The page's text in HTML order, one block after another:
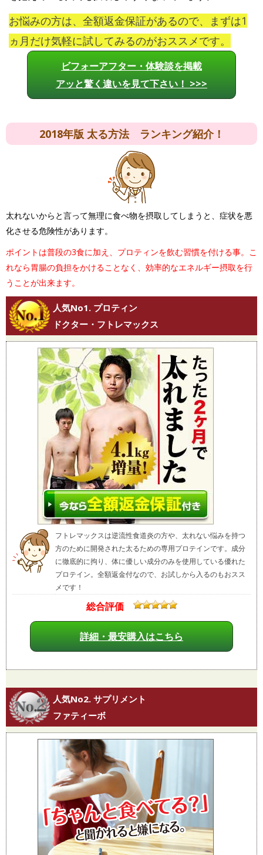
お悩みの方は、全額返金保証があるので、まずは1
ヵ月だけ気軽に試してみるのがおススメです。
ビフォーアフター・体験談を掲載
アッと驚く違いを見て下さい！ >>>
2018年版 太る方法 ランキング紹介！
太れないからと言って無理に食べ物を摂取してしまうと、症状を悪
化させる危険性があります。
ポイントは普段の3食に加え、プロティンを飲む習慣を付ける事。こ
れなら胃腸の負担をかけることなく、効率的なエネルギー摂取を行
うことが出来ます。
人気No1. プロティン
ドクター・フトレマックス
フトレマックスは逆流性食道炎の方や、太れない悩みを持つ
方のために開発された太るための専用プロテインです。成分
に徹底的に拘り、体に優しい成分のみを使用している優れた
プロテイン。全額返金付なので、お試しから入るのもおスス
メです！
総合評価
詳細・最安購入はこちら
人気No2. サプリメント
ファティーボ